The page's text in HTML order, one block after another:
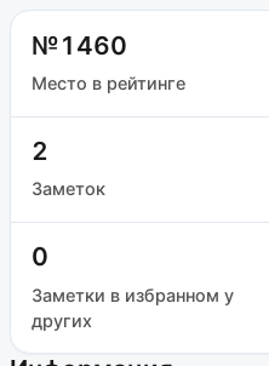
№1460
Место в рейтинге
2
Заметок
0
Заметки в избранном у
других